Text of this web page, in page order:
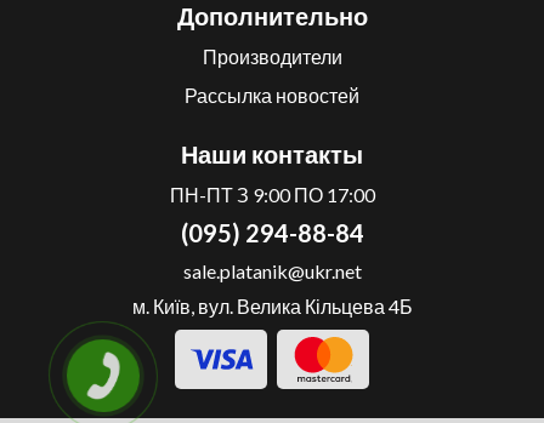
Дополнительно
Производители
Рассылка новостей
Наши контакты
ПН-ПТ З 9:00 ПО 17:00
(095) 294-88-84
sale.platanik@ukr.net
м. Київ, вул. Велика Кільцева 4Б